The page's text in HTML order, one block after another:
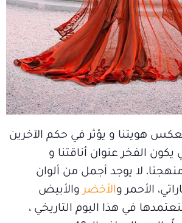
يعكس هويتنا و يؤثر في حكم الآخرين
يكون الفخر عنوان أناقتنا و
لا يوجد أجمل من ألوان
الأحمر والأخضر والأبيض
في هذا اليوم التاريخي ،